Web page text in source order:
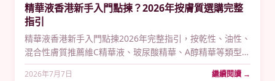
精華液香港新手入門點揀？2026年按膚質選購完整
指引
精華液香港新手入門點揀2026年完整指引，按乾性、油性、
混合性膚質推薦維C精華液、玻尿酸精華、A醇精華等類型，
附藥房實際價格參考，新手由零開始搞掂精華液選購。
2026年7月7日 繼續閱讀 →